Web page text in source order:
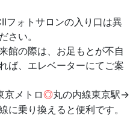
フォトサロンの入り口は異
さい。
館の際は、お足もとが不自
ば、エレベーターにてご案
京メトロ◎丸の内線東京駅→
に乗り換えると便利です。